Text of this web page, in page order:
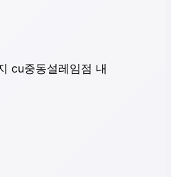
cu중동설레임점 내